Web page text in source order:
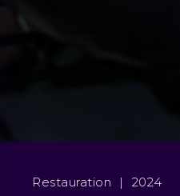
Restauration | 2024